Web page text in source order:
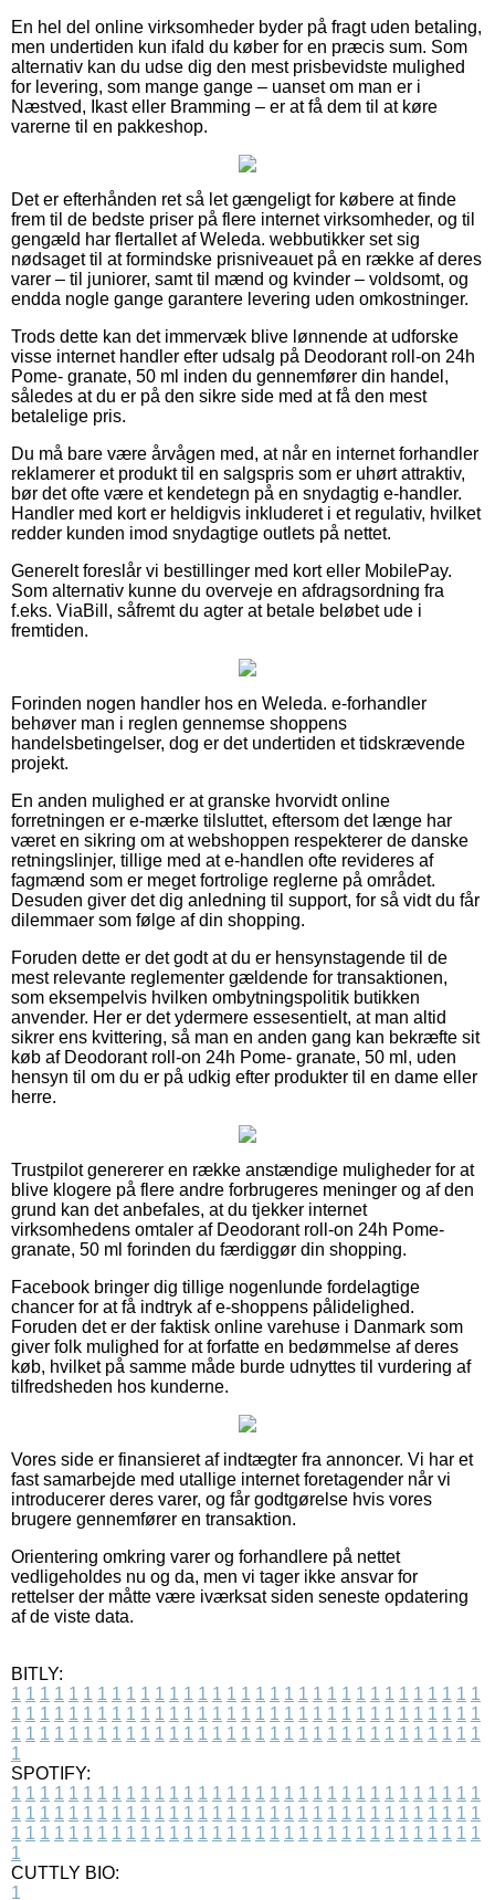
En hel del online virksomheder byder på fragt uden betaling,
men undertiden kun ifald du køber for en præcis sum. Som
alternativ kan du udse dig den mest prisbevidste mulighed
for levering, som mange gange – uanset om man er i
Næstved, Ikast eller Bramming – er at få dem til at køre
varerne til en pakkeshop.
Det er efterhånden ret så let gængeligt for købere at finde
frem til de bedste priser på flere internet virksomheder, og til
gengæld har flertallet af Weleda. webbutikker set sig
nødsaget til at formindske prisniveauet på en række af deres
varer – til juniorer, samt til mænd og kvinder – voldsomt, og
endda nogle gange garantere levering uden omkostninger.
Trods dette kan det immervæk blive lønnende at udforske
visse internet handler efter udsalg på Deodorant roll-on 24h
Pome- granate, 50 ml inden du gennemfører din handel,
således at du er på den sikre side med at få den mest
betalelige pris.
Du må bare være årvågen med, at når en internet forhandler
reklamerer et produkt til en salgspris som er uhørt attraktiv,
bør det ofte være et kendetegn på en snydagtig e-handler.
Handler med kort er heldigvis inkluderet i et regulativ, hvilket
redder kunden imod snydagtige outlets på nettet.
Generelt foreslår vi bestillinger med kort eller MobilePay.
Som alternativ kunne du overveje en afdragsordning fra
f.eks. ViaBill, såfremt du agter at betale beløbet ude i
fremtiden.
Forinden nogen handler hos en Weleda. e-forhandler
behøver man i reglen gennemse shoppens
handelsbetingelser, dog er det undertiden et tidskrævende
projekt.
En anden mulighed er at granske hvorvidt online
forretningen er e-mærke tilsluttet, eftersom det længe har
været en sikring om at webshoppen respekterer de danske
retningslinjer, tillige med at e-handlen ofte revideres af
fagmænd som er meget fortrolige reglerne på området.
Desuden giver det dig anledning til support, for så vidt du får
dilemmaer som følge af din shopping.
Foruden dette er det godt at du er hensynstagende til de
mest relevante reglementer gældende for transaktionen,
som eksempelvis hvilken ombytningspolitik butikken
anvender. Her er det ydermere essesentielt, at man altid
sikrer ens kvittering, så man en anden gang kan bekræfte sit
køb af Deodorant roll-on 24h Pome- granate, 50 ml, uden
hensyn til om du er på udkig efter produkter til en dame eller
herre.
Trustpilot genererer en række anstændige muligheder for at
blive klogere på flere andre forbrugeres meninger og af den
grund kan det anbefales, at du tjekker internet
virksomhedens omtaler af Deodorant roll-on 24h Pome-
granate, 50 ml forinden du færdiggør din shopping.
Facebook bringer dig tillige nogenlunde fordelagtige
chancer for at få indtryk af e-shoppens pålidelighed.
Foruden det er der faktisk online varehuse i Danmark som
giver folk mulighed for at forfatte en bedømmelse af deres
køb, hvilket på samme måde burde udnyttes til vurdering af
tilfredsheden hos kunderne.
Vores side er finansieret af indtægter fra annoncer. Vi har et
fast samarbejde med utallige internet foretagender når vi
introducerer deres varer, og får godtgørelse hvis vores
brugere gennemfører en transaktion.
Orientering omkring varer og forhandlere på nettet
vedligeholdes nu og da, men vi tager ikke ansvar for
rettelser der måtte være iværksat siden seneste opdatering
af de viste data.
BITLY:
1 1 1 1 1 1 1 1 1 1 1 1 1 1 1 1 1 1 1 1 1 1 1 1 1 1 1 1 1 1 1 1 1
1 1 1 1 1 1 1 1 1 1 1 1 1 1 1 1 1 1 1 1 1 1 1 1 1 1 1 1 1 1 1 1 1
1 1 1 1 1 1 1 1 1 1 1 1 1 1 1 1 1 1 1 1 1 1 1 1 1 1 1 1 1 1 1 1 1
1
SPOTIFY:
1 1 1 1 1 1 1 1 1 1 1 1 1 1 1 1 1 1 1 1 1 1 1 1 1 1 1 1 1 1 1 1 1
1 1 1 1 1 1 1 1 1 1 1 1 1 1 1 1 1 1 1 1 1 1 1 1 1 1 1 1 1 1 1 1 1
1 1 1 1 1 1 1 1 1 1 1 1 1 1 1 1 1 1 1 1 1 1 1 1 1 1 1 1 1 1 1 1 1
1
CUTTLY BIO:
1